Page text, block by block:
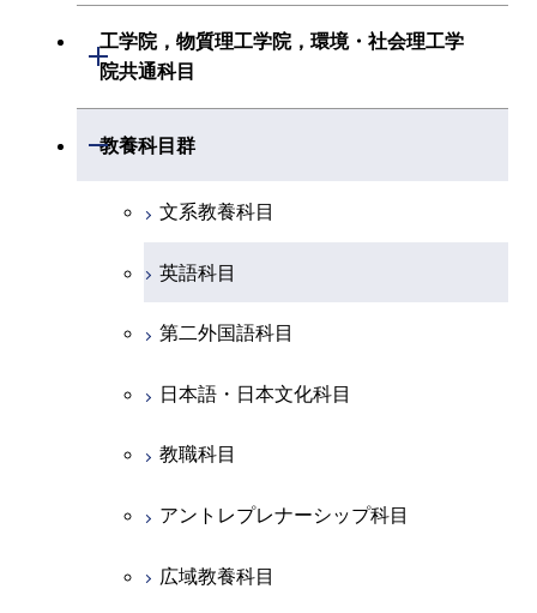
共通専門科目
初年次専門科目
創造プロセス科目
共通専門科目
初年次専門科目
創造プロセス科目
共通専門科目
創造プロセス科目
共通専門科目
建築学系
融合理工学系
初年次専門科目
創造プロセス科目
共通専門科目
工学院，物質理工学院，環境・社会理工学
院共通科目
開閉
工学院，物質理工学院，環境・社会
教養科目群
開閉
文系教養科目
英語科目
第二外国語科目
日本語・日本文化科目
教職科目
アントレプレナーシップ科目
広域教養科目